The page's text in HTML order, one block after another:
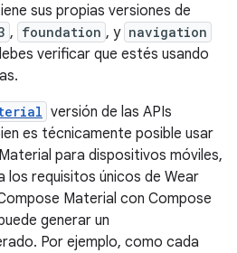
sus propias versiones de
, foundation , y navigation
verificar que estés usando
versión de las APIs
es técnicamente posible usar
para dispositivos móviles,
los requisitos únicos de Wear
Material con Compose
generar un
Por ejemplo, como cada